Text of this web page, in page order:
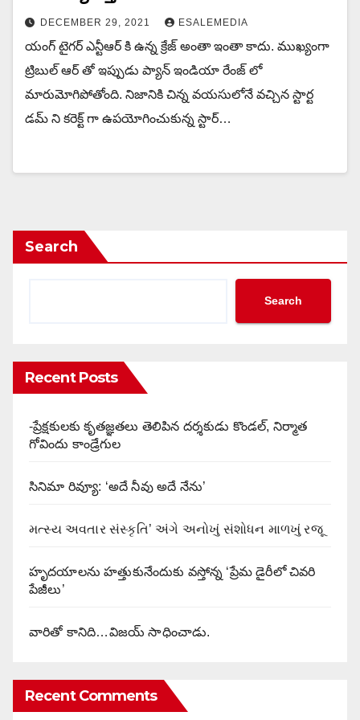
DECEMBER 29, 2021 ESALEMEDIA
యంగ్ టైగర్ ఎన్టీఆర్ కి ఉన్న క్రేజ్ అంతా ఇంతా కాదు. ముఖ్యంగా
ట్రిబుల్ ఆర్ తో ఇప్పుడు ప్యాన్ ఇండియా రేంజ్ లో
మారుమోగిపోతోంది. నిజానికి చిన్న వయసులోనే వచ్చిన స్టార్ట
డమ్ ని కరెక్ట్ గా ఉపయోగించుకున్న స్టార్…
Search
Search
Recent Posts
-ప్రేక్షకులకు కృతజ్ఞతలు తెలిపిన దర్శకుడు కొండల్, నిర్మాత
గోవిందు కాండ్రేగుల
సినిమా రివ్యూ: ‘అదే నీవు అదే నేను’
મત્સ્ય અવતાર સંસ્કૃતિ’ અંગે અનોખું સંશોધન માળખું રજૂ
హృదయాలను హత్తుకునేందుకు వస్తోన్న ‘ప్రేమ డైరీలో చివరి
పేజీలు’
వారితో కానిది…విజయ్ సాధించాడు.
Recent Comments